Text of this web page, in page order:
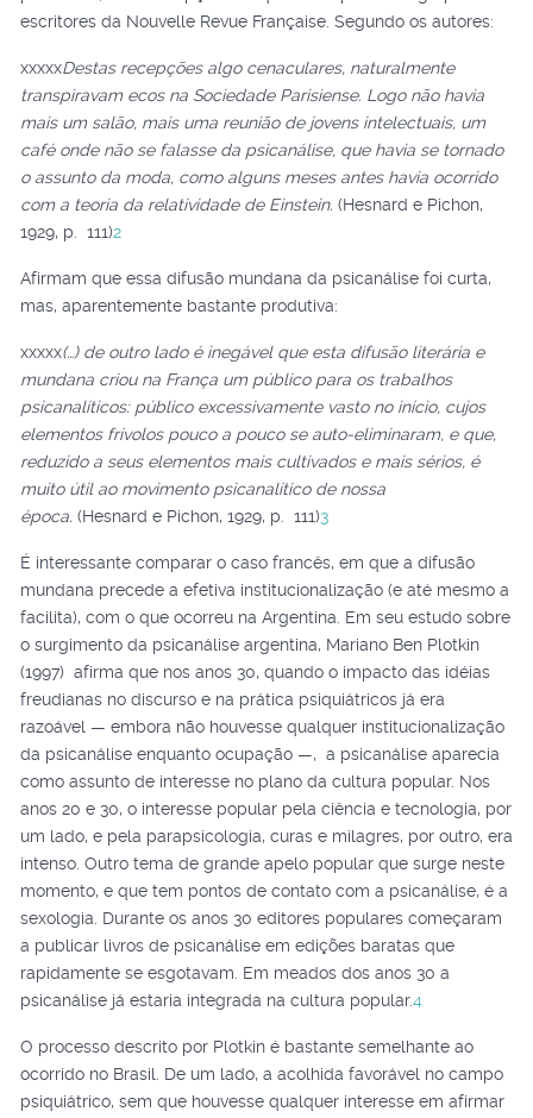
escritores da Nouvelle Revue Française. Segundo os autores:
xxxxxDestas recepções algo cenaculares, naturalmente
transpiravam ecos na Sociedade Parisiense. Logo não havia
mais um salão, mais uma reunião de jovens intelectuais, um
café onde não se falasse da psicanálise, que havia se tornado
o assunto da moda, como alguns meses antes havia ocorrido
com a teoria da relatividade de Einstein. (Hesnard e Pichon,
1929, p. 111)2
Afirmam que essa difusão mundana da psicanálise foi curta,
mas, aparentemente bastante produtiva:
xxxxx(…) de outro lado é inegável que esta difusão literária e
mundana criou na França um público para os trabalhos
psicanalíticos: público excessivamente vasto no início, cujos
elementos frívolos pouco a pouco se auto-eliminaram, e que,
reduzido a seus elementos mais cultivados e mais sérios, é
muito útil ao movimento psicanalítico de nossa
época. (Hesnard e Pichon, 1929, p. 111)3
É interessante comparar o caso francês, em que a difusão
mundana precede a efetiva institucionalização (e até mesmo a
facilita), com o que ocorreu na Argentina. Em seu estudo sobre
o surgimento da psicanálise argentina, Mariano Ben Plotkin
(1997) afirma que nos anos 30, quando o impacto das idéias
freudianas no discurso e na prática psiquiátricos já era
razoável — embora não houvesse qualquer institucionalização
da psicanálise enquanto ocupação —, a psicanálise aparecia
como assunto de interesse no plano da cultura popular. Nos
anos 20 e 30, o interesse popular pela ciência e tecnologia, por
um lado, e pela parapsicologia, curas e milagres, por outro, era
intenso. Outro tema de grande apelo popular que surge neste
momento, e que tem pontos de contato com a psicanálise, é a
sexologia. Durante os anos 30 editores populares começaram
a publicar livros de psicanálise em edições baratas que
rapidamente se esgotavam. Em meados dos anos 30 a
psicanálise já estaria integrada na cultura popular.4
O processo descrito por Plotkin é bastante semelhante ao
ocorrido no Brasil. De um lado, a acolhida favorável no campo
psiquiátrico, sem que houvesse qualquer interesse em afirmar